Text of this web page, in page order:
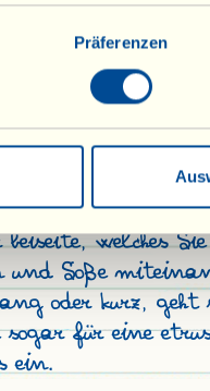
Präferenzen
hervorragend
Zugabe von
mit
als Dip für
etruskischen
beiseite, welches
und Soße
oder kurz,
für eine
ein.